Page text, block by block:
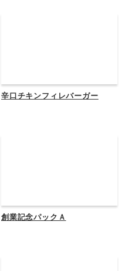
辛口チキンフィレバーガー
創業記念パックＡ